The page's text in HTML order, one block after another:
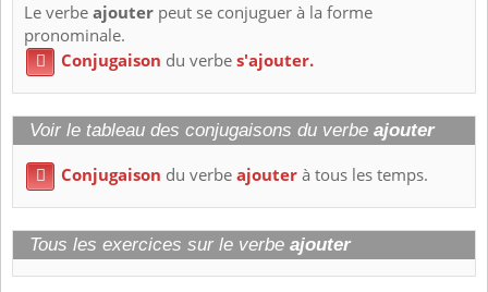
Le verbeajouter peut se conjuguer à la forme
pronominale.
 Conjugaison du verbes'ajouter.
Voir le tableau des conjugaisons du verbe ajouter
 Conjugaison du verbeajouterà tous les temps.
Tous les exercices sur le verbe ajouter